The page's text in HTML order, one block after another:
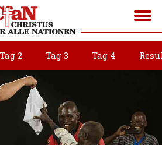
Tag 2 Tag 3 Tag 4